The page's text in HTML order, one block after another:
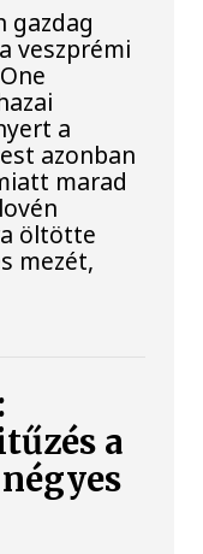
gazdag
veszprémi
a
azonban
marad
öltötte
mezét,
a